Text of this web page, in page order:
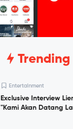
Trending
Entertainment
Exclusive Interview
"Kami Akan Datang